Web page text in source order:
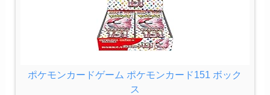
ポケモンカードゲーム ポケモンカード151 ボック
ス